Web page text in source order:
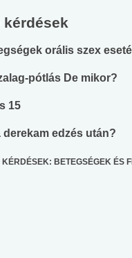
kérdések
orális szex
pótlás De mikor?
15
derekam edzés után?
BETEGSÉGEK ÉS